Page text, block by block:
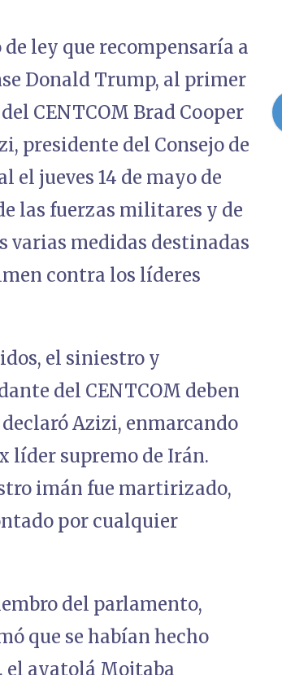
ley que recompensaría a
Donald Trump, al primer
CENTCOM Brad Cooper
presidente del Consejo de
jueves 14 de mayo de
las fuerzas militares y de
varias medidas destinadas
contra los líderes
el siniestro y
del CENTCOM deben
Azizi, enmarcando
líder supremo de Irán.
imán fue martirizado,
por cualquier
del parlamento,
que se habían hecho
el ayatolá Mojtaba